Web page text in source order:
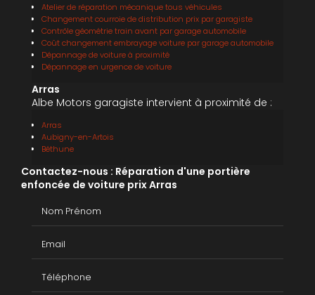
Atelier de réparation mécanique tous véhicules
Changement courroie de distribution prix par garagiste
Contrôle géométrie train avant par garage automobile
Coût changement embrayage voiture par garage automobile
Dépannage de voiture à proximité
Dépannage en urgence de voiture
Arras
Albe Motors garagiste intervient à proximité de :
Arras
Aubigny-en-Artois
Béthune
Contactez-nous : Réparation d'une portière
enfoncée de voiture prix Arras